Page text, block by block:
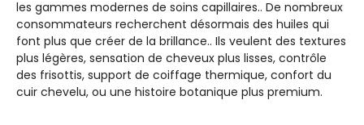
les gammes modernes de soins capillaires.. De nombreux
consommateurs recherchent désormais des huiles qui
font plus que créer de la brillance.. Ils veulent des textures
plus légères, sensation de cheveux plus lisses, contrôle
des frisottis, support de coiffage thermique, confort du
cuir chevelu, ou une histoire botanique plus premium.